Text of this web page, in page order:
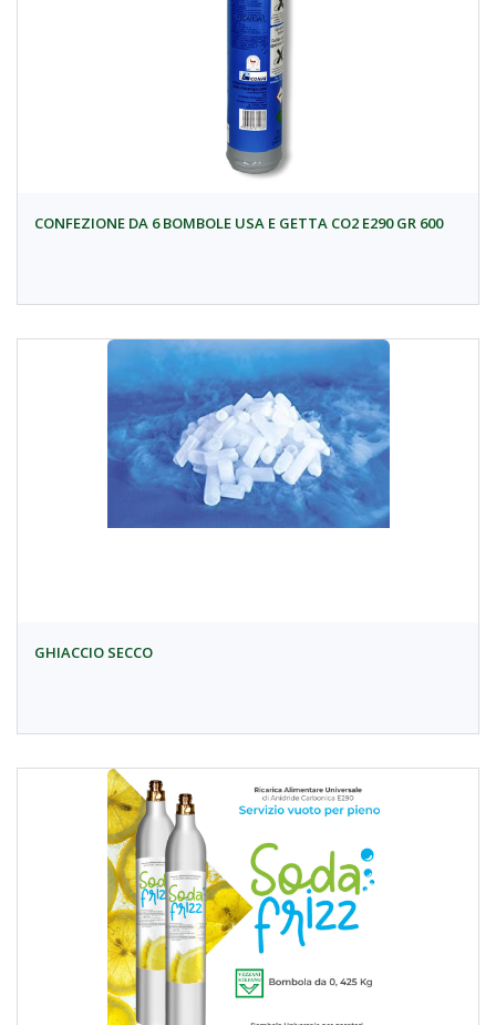
CONFEZIONE DA 6 BOMBOLE USA E GETTA CO2 E290 GR 600
GHIACCIO SECCO